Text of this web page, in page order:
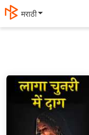
मराठी